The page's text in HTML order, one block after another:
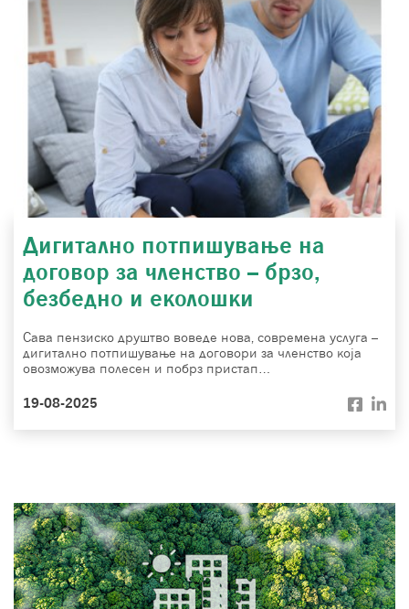
Дигитално потпишување на
договор за членство – брзо,
безбедно и еколошки
Сава пензиско друштво воведе нова, современа услуга –
дигитално потпишување на договори за членство која
овозможува полесен и побрз пристап…
19-08-2025